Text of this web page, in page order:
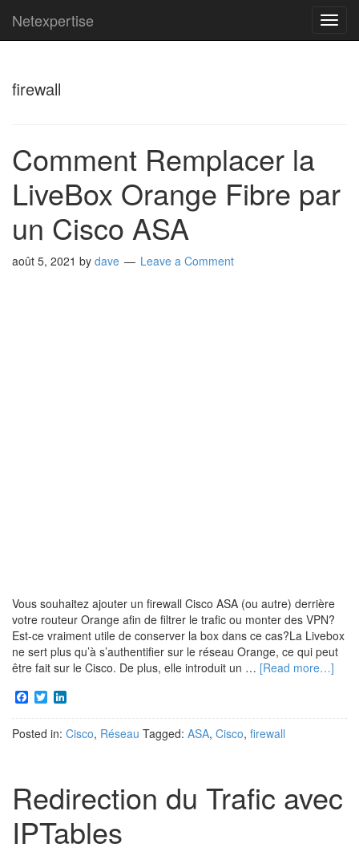
Netexpertise
firewall
Comment Remplacer la
LiveBox Orange Fibre par
un Cisco ASA
août 5, 2021 by dave Leave a Comment
Vous souhaitez ajouter un firewall Cisco ASA (ou autre) derrière
votre routeur Orange afin de filtrer le trafic ou monter des VPN?
Est-ce vraiment utile de conserver la box dans ce cas?La Livebox
ne sert plus qu’à s’authentifier sur le réseau Orange, ce qui peut
être fait sur le Cisco. De plus, elle introduit un … [Read more…]
Facebook
Twitter
Posted in: Cisco, Réseau Tagged: ASA, Cisco, firewall
Redirection du Trafic avec
IPTables